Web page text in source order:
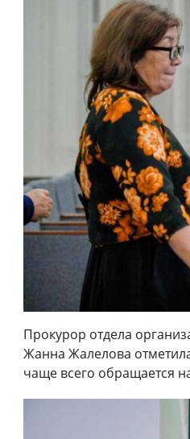
Прокурор отдела
Жанна Жалелова
чаще всего обращается